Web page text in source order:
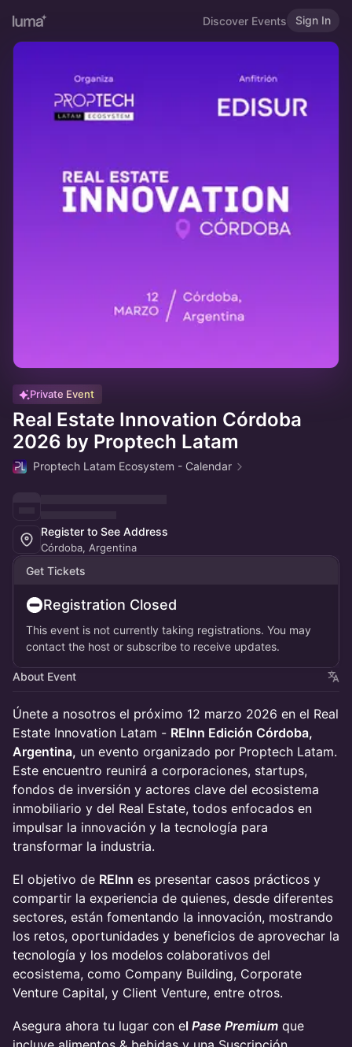
Discover Events Sign In
Private Event
Real Estate Innovation Córdoba
2026 by Proptech Latam
Proptech Latam Ecosystem - Calendar
Register to See Address
Córdoba, Argentina
Get Tickets
Registration Closed
This event is not currently taking registrations. You may
contact the host or subscribe to receive updates.
About Event
Únete a nosotros el próximo 12 marzo 2026 en el Real
Estate Innovation Latam - REInn Edición Córdoba,
Argentina, un evento organizado por Proptech Latam.
Este encuentro reunirá a corporaciones, startups,
fondos de inversión y actores clave del ecosistema
inmobiliario y del Real Estate, todos enfocados en
impulsar la innovación y la tecnología para
transformar la industria.
El objetivo de REInn es presentar casos prácticos y
compartir la experiencia de quienes, desde diferentes
sectores, están fomentando la innovación, mostrando
los retos, oportunidades y beneficios de aprovechar la
tecnología y los modelos colaborativos del
ecosistema, como Company Building, Corporate
Venture Capital, y Client Venture, entre otros.
Asegura ahora tu lugar con el Pase Premium que